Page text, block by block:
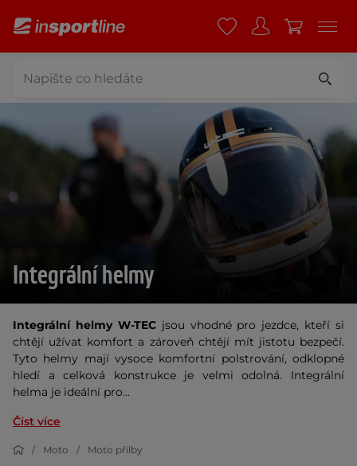
Integrální helmy
Integrální helmy W-TEC jsou vhodné pro jezdce, kteří si
chtějí užívat komfort a zároveň chtějí mít jistotu bezpečí.
Tyto helmy mají vysoce komfortní polstrování, odklopné
hledí a celková konstrukce je velmi odolná. Integrální
helma je ideální pro...
Číst více
Moto Moto přilby